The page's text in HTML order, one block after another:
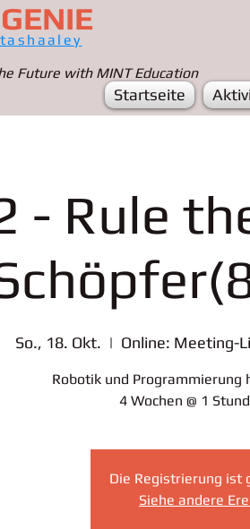
Startseite
Future with MINT Education
- Rule
So., 18. Okt.
  |
Online: Meeting-
Robotik und Programmierung
4 Wochen @ 1
Die Registrierung ist
Siehe andere